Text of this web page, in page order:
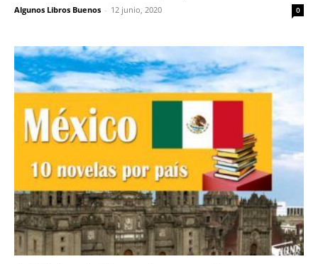
Algunos Libros Buenos - 12 junio, 2020 0